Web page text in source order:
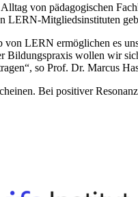
von pädagogischen
LERN-Mitgliedsinstituten
LERN ermöglichen es
Bildungspraxis wollen wir
so Prof. Dr. Marcus
Bei positiver